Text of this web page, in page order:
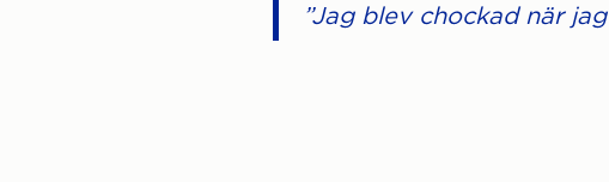
”Jag blev chockad när